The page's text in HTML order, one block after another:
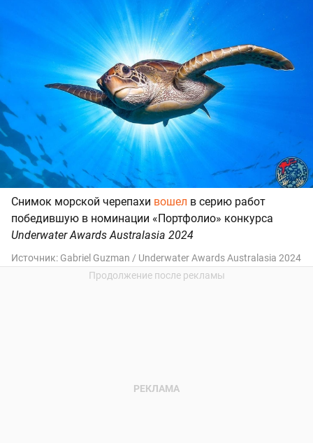
Снимок морской черепахи вошел в серию работ
победившую в номинации «Портфолио» конкурса
Underwater Awards Australasia 2024
Источник: Gabriel Guzman / Underwater Awards Australasia 2024